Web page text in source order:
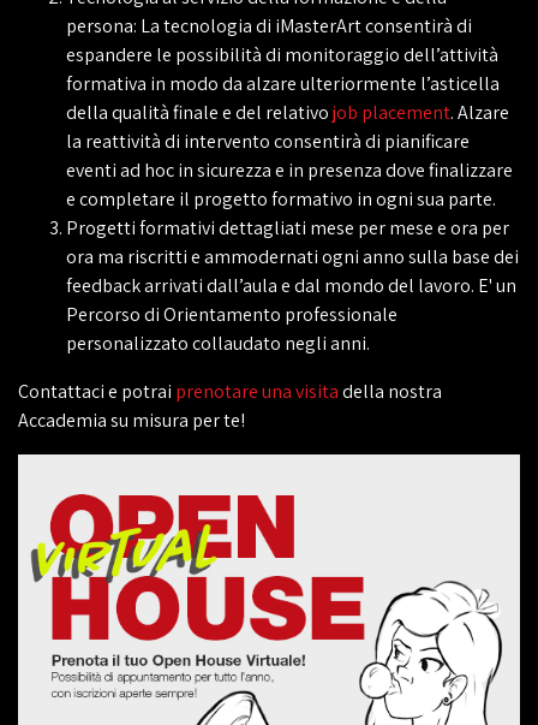
persona: La tecnologia di iMasterArt consentirà di
espandere le possibilità di monitoraggio dell’attività
formativa in modo da alzare ulteriormente l’asticella
della qualità finale e del relativojob placement. Alzare
la reattività di intervento consentirà di pianificare
eventi ad hoc in sicurezza e in presenza dove finalizzare
e completare il progetto formativo in ogni sua parte.
Progetti formativi dettagliati mese per mese e ora per
ora ma riscritti e ammodernati ogni anno sulla base dei
feedback arrivati dall’aula e dal mondo del lavoro. E' un
Percorso di Orientamento professionale
personalizzato collaudato negli anni.
Contattaci e potrai prenotare una visitadella nostra
Accademia su misura per te!